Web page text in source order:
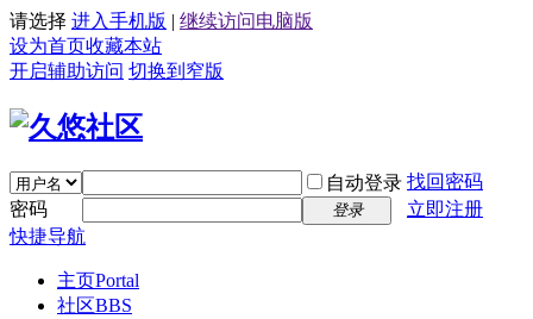
请选择 进入手机版 | 继续访问电脑版
设为首页收藏本站
开启辅助访问 切换到窄版
自动登录 找回密码
密码
登录
立即注册
快捷导航
主页Portal
社区BBS